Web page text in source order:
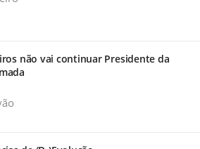
não vai continuar Presidente da